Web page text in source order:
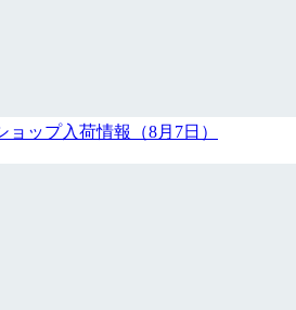
ップ入荷情報（8月7日）